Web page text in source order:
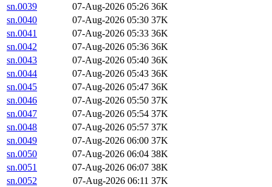
sn.0039
07-Aug-2026 05:26 36K
sn.0040
07-Aug-2026 05:30 37K
sn.0041
07-Aug-2026 05:33 36K
sn.0042
07-Aug-2026 05:36 36K
sn.0043
07-Aug-2026 05:40 36K
sn.0044
07-Aug-2026 05:43 36K
sn.0045
07-Aug-2026 05:47 36K
sn.0046
07-Aug-2026 05:50 37K
sn.0047
07-Aug-2026 05:54 37K
sn.0048
07-Aug-2026 05:57 37K
sn.0049
07-Aug-2026 06:00 37K
sn.0050
07-Aug-2026 06:04 38K
sn.0051
07-Aug-2026 06:07 38K
sn.0052
07-Aug-2026 06:11 37K